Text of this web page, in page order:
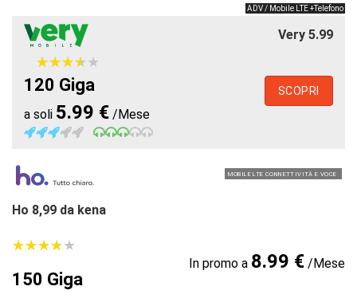
ADV / Mobile LTE +Telefono
Very 5.99
★★★★★
★★★★★
120 Giga
a soli 5.99 € /Mese
SCOPRI
MOBILE LTE CONNETTIVITÀ E VOCE
Ho 8,99 da kena
★★★★★
★★★★★
150 Giga
In promo a 8.99 €/Mese